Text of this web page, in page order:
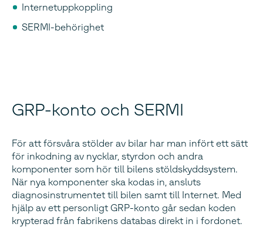
Internetuppkoppling
SERMI-behörighet
GRP-konto och SERMI
För att försvåra stölder av bilar har man infört ett sätt
för inkodning av nycklar, styrdon och andra
komponenter som hör till bilens stöldskyddsystem.
När nya komponenter ska kodas in, ansluts
diagnosinstrumentet till bilen samt till Internet. Med
hjälp av ett personligt GRP-konto går sedan koden
krypterad från fabrikens databas direkt in i fordonet.